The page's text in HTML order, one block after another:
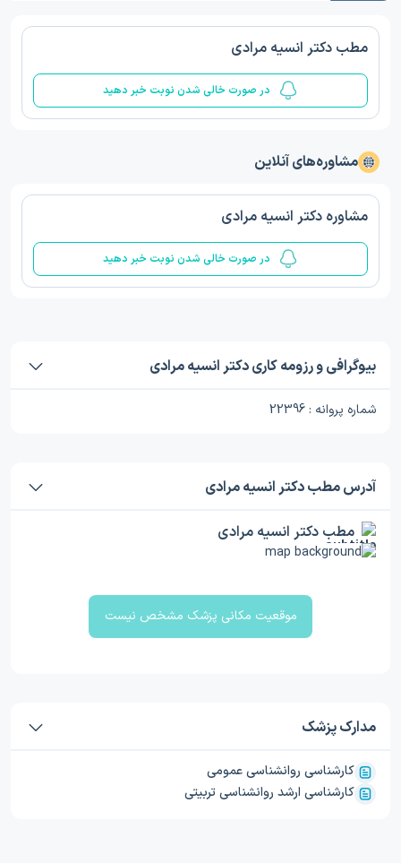
مطب دکتر انسیه مرادی
در صورت خالی شدن نوبت خبر دهید
مشاوره‌های آنلاین
مشاوره دکتر انسیه مرادی
در صورت خالی شدن نوبت خبر دهید
بیوگرافی و رزومه کاری دکتر انسیه مرادی
شماره پروانه : 22396
آدرس مطب دکتر انسیه مرادی
مطب دکتر انسیه مرادی
موقعیت مکانی پزشک مشخص نیست
مدارک پزشک
کارشناسی روانشناسی عمومی
کارشناسی ارشد روانشناسی تربیتی